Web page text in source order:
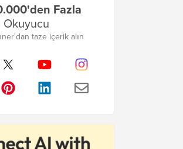
Fazla
Okuyucu
taze içerik alın